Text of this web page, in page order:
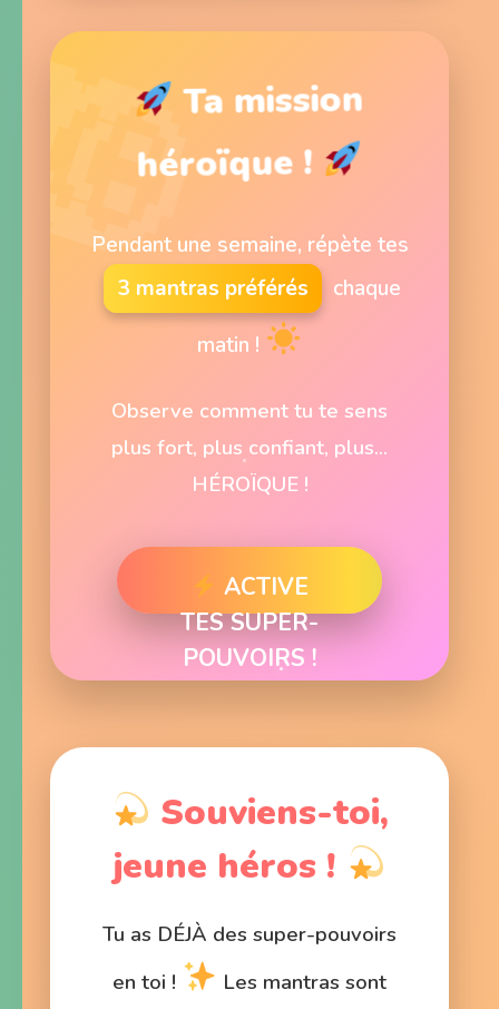
Ta mission
héroïque !
Pendant une semaine, répète tes
3 mantras préférés
chaque
matin !
Observe comment tu te sens
plus fort, plus confiant, plus...
HÉROÏQUE !
ACTIVE
TES SUPER-
Souviens-toi,
jeune héros !
Tu as DÉJÀ des super-pouvoirs
en toi !
Les mantras sont